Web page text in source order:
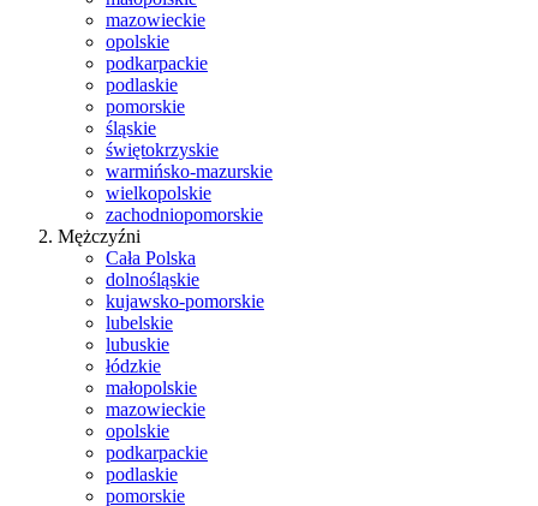
mazowieckie
opolskie
podkarpackie
podlaskie
pomorskie
śląskie
świętokrzyskie
warmińsko-mazurskie
wielkopolskie
zachodniopomorskie
Mężczyźni
Cała Polska
dolnośląskie
kujawsko-pomorskie
lubelskie
lubuskie
łódzkie
małopolskie
mazowieckie
opolskie
podkarpackie
podlaskie
pomorskie